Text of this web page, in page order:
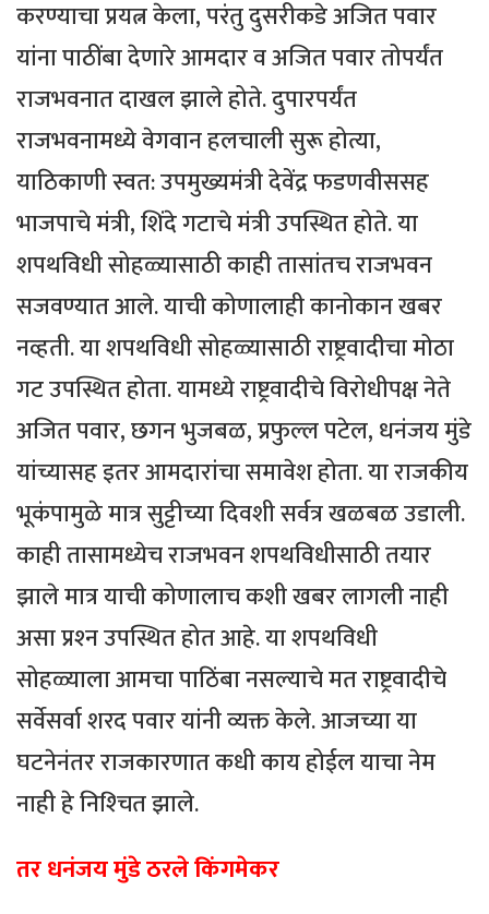
करण्याचा प्रयत्न केला, परंतु दुसरीकडे अजित पवार
यांना पाठींबा देणारे आमदार व अजित पवार तोपर्यंत
राजभवनात दाखल झाले होते. दुपारपर्यंत
राजभवनामध्ये वेगवान हलचाली सुरू होत्या,
याठिकाणी स्वत: उपमुख्यमंत्री देवेंद्र फडणवीससह
भाजपाचे मंत्री, शिंदे गटाचे मंत्री उपस्थित होते. या
शपथविधी सोहळ्यासाठी काही तासांतच राजभवन
सजवण्यात आले. याची कोणालाही कानोकान खबर
नव्हती. या शपथविधी सोहळ्यासाठी राष्ट्रवादीचा मोठा
गट उपस्थित होता. यामध्ये राष्ट्रवादीचे विरोधीपक्ष नेते
अजित पवार, छगन भुजबळ, प्रफुल्ल पटेल, धनंजय मुंडे
यांच्यासह इतर आमदारांचा समावेश होता. या राजकीय
भूकंपामुळे मात्र सुट्टीच्या दिवशी सर्वत्र खळबळ उडाली.
काही तासामध्येच राजभवन शपथविधीसाठी तयार
झाले मात्र याची कोणालाच कशी खबर लागली नाही
असा प्रश्‍न उपस्थित होत आहे. या शपथविधी
सोहळ्याला आमचा पाठिंबा नसल्याचे मत राष्ट्रवादीचे
सर्वेसर्वा शरद पवार यांनी व्यक्त केले. आजच्या या
घटनेनंतर राजकारणात कधी काय होईल याचा नेम
नाही हे निश्‍चित झाले.
तर धनंजय मुंडे ठरले किंगमेकर